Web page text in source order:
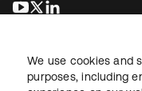
新しいタブで開く
新しいタブで開く
We use cookies and
purposes, including